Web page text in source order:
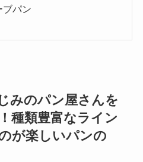
ブパン
みのパン屋さんを
種類豊富なライン
が楽しいパンの